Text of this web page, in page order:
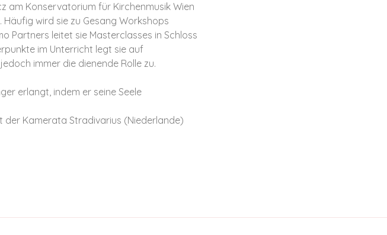
am Konservatorium für Kirchenmusik Wien
wird sie zu Gesang Workshops
Partners leitet sie Masterclasses in Schloss
im Unterricht legt sie auf
immer die dienende Rolle zu.
erlangt, indem er seine Seele
der Kamerata Stradivarius (Niederlande)